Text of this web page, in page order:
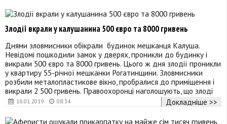
16.01.2019 08:34
Злодії вкрали у калушанина 500 євро та 8000 гривень
Днями зловмисники обікрали будинок мешканця Калуша.
Невідомі пошкодили замок у дверях, проникли до будинку і
викрали 500 євро та 8000 гривень. Цього ж дня злодії проникли
у квартиру 55-річної мешканки Рогатинщини. Зловмисники
розбили металопластикове вікно, пробралися до приміщення і
викрали 2 500 гривень. Правоохоронці наголошують, що злоді
Докладніше >>